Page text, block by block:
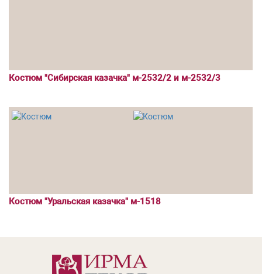
Костюм "Сибирская казачка" м-2532/2 и м-2532/3
Костюм "Уральская казачка" м-1518